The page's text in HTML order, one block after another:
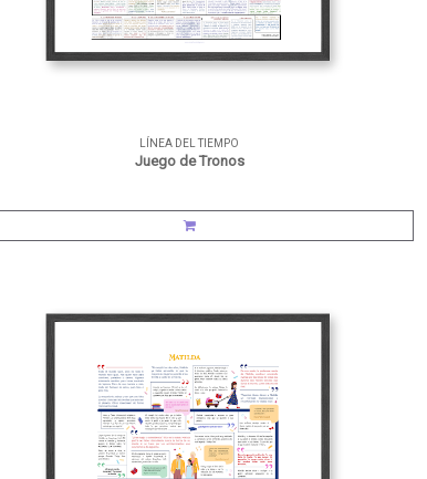
LÍNEA DEL TIEMPO
Juego de Tronos